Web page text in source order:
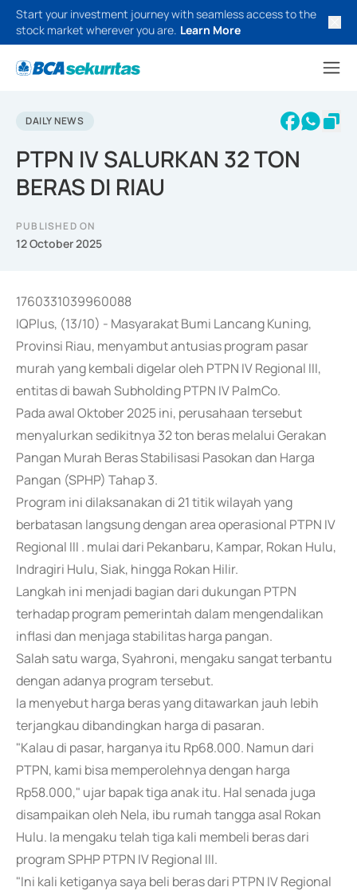
Start your investment journey with seamless access to the
stock market wherever you are. Learn More
DAILY NEWS
PTPN IV SALURKAN 32 TON
BERAS DI RIAU
PUBLISHED ON
12 October 2025
1760331039960088
IQPlus, (13/10) - Masyarakat Bumi Lancang Kuning,
Provinsi Riau, menyambut antusias program pasar
murah yang kembali digelar oleh PTPN IV Regional III,
entitas di bawah Subholding PTPN IV PalmCo.
Pada awal Oktober 2025 ini, perusahaan tersebut
menyalurkan sedikitnya 32 ton beras melalui Gerakan
Pangan Murah Beras Stabilisasi Pasokan dan Harga
Pangan (SPHP) Tahap 3.
Program ini dilaksanakan di 21 titik wilayah yang
berbatasan langsung dengan area operasional PTPN IV
Regional III . mulai dari Pekanbaru, Kampar, Rokan Hulu,
Indragiri Hulu, Siak, hingga Rokan Hilir.
Langkah ini menjadi bagian dari dukungan PTPN
terhadap program pemerintah dalam mengendalikan
inflasi dan menjaga stabilitas harga pangan.
Salah satu warga, Syahroni, mengaku sangat terbantu
dengan adanya program tersebut.
Ia menyebut harga beras yang ditawarkan jauh lebih
terjangkau dibandingkan harga di pasaran.
"Kalau di pasar, harganya itu Rp68.000. Namun dari
PTPN, kami bisa memperolehnya dengan harga
Rp58.000," ujar bapak tiga anak itu. Hal senada juga
disampaikan oleh Nela, ibu rumah tangga asal Rokan
Hulu. Ia mengaku telah tiga kali membeli beras dari
program SPHP PTPN IV Regional III.
"Ini kali ketiganya saya beli beras dari PTPN IV Regional